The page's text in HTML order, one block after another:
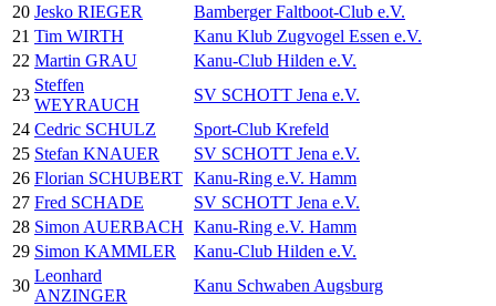
20 Jesko RIEGER
Bamberger Faltboot-Club e.V.
21 Tim WIRTH
Kanu Klub Zugvogel Essen e.V.
22 Martin GRAU
Kanu-Club Hilden e.V.
23
Steffen
WEYRAUCH
SV SCHOTT Jena e.V.
24 Cedric SCHULZ
Sport-Club Krefeld
25 Stefan KNAUER
SV SCHOTT Jena e.V.
26 Florian SCHUBERT Kanu-Ring e.V. Hamm
27 Fred SCHADE
SV SCHOTT Jena e.V.
28 Simon AUERBACH Kanu-Ring e.V. Hamm
29 Simon KAMMLER
Kanu-Club Hilden e.V.
30
Leonhard
ANZINGER
Kanu Schwaben Augsburg